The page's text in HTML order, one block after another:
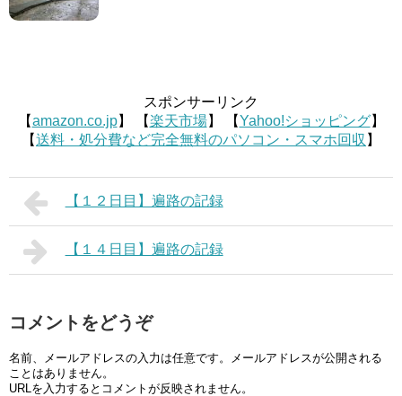
スポンサーリンク
【amazon.co.jp】 【楽天市場】 【Yahoo!ショッピング】
【送料・処分費など完全無料のパソコン・スマホ回収 】
【１２日目】遍路の記録
【１４日目】遍路の記録
コメントをどうぞ
名前、メールアドレスの入力は任意です。メールアドレスが公開される
ことはありません。
URLを入力するとコメントが反映されません。